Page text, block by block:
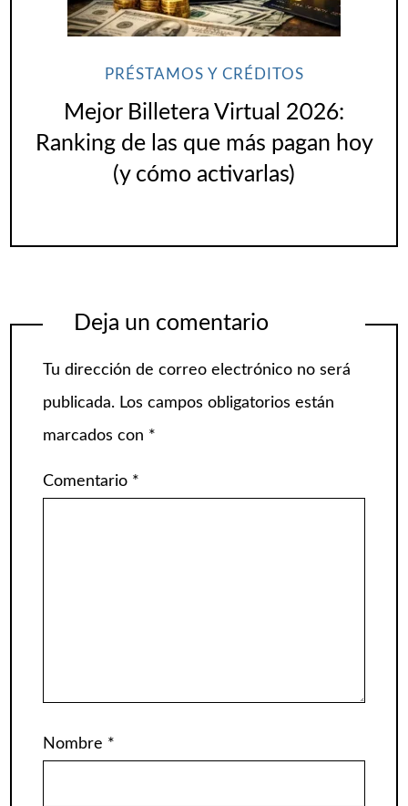
PRÉSTAMOS Y CRÉDITOS
Mejor Billetera Virtual 2026:
Ranking de las que más pagan hoy
(y cómo activarlas)
Deja un comentario
Tu dirección de correo electrónico no será
publicada. Los campos obligatorios están
marcados con *
Comentario *
Nombre *